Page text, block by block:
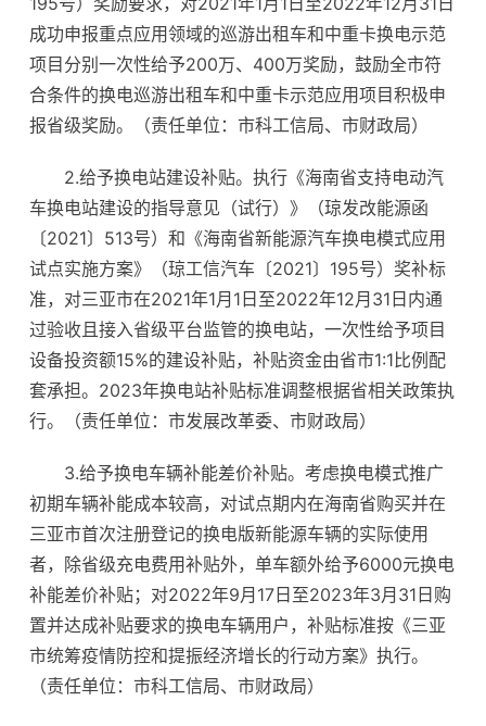
成功申报重点应用领域的巡游出租车和中重卡换电示范
项目分别一次性给予200万、400万奖励，鼓励全市符
合条件的换电巡游出租车和中重卡示范应用项目积极申
报省级奖励。（责任单位：市科工信局、市财政局）
2.给予换电站建设补贴。执行《海南省支持电动汽
车换电站建设的指导意见（试行）》（琼发改能源函
〔2021〕513号）和《海南省新能源汽车换电模式应用
试点实施方案》（琼工信汽车〔2021〕195号）奖补标
准，对三亚市在2021年1月1日至2022年12月31日内通
过验收且接入省级平台监管的换电站，一次性给予项目
设备投资额15%的建设补贴，补贴资金由省市1:1比例配
套承担。2023年换电站补贴标准调整根据省相关政策执
行。（责任单位：市发展改革委、市财政局）
3.给予换电车辆补能差价补贴。考虑换电模式推广
初期车辆补能成本较高，对试点期内在海南省购买并在
三亚市首次注册登记的换电版新能源车辆的实际使用
者，除省级充电费用补贴外，单车额外给予6000元换电
补能差价补贴；对2022年9月17日至2023年3月31日购
置并达成补贴要求的换电车辆用户，补贴标准按《三亚
市统筹疫情防控和提振经济增长的行动方案》执行。
（责任单位：市科工信局、市财政局）